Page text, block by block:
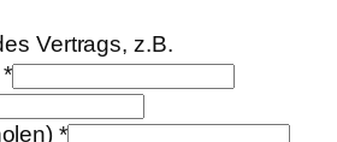
Vertrags, z.B.
*
*